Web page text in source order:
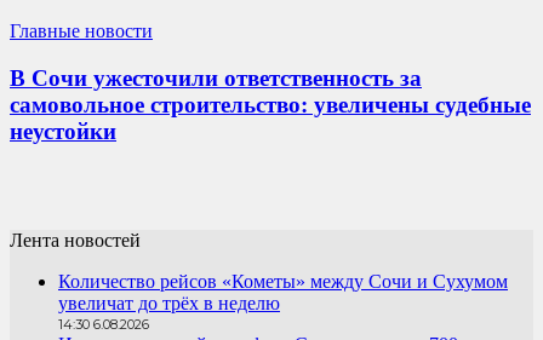
Главные новости
В Сочи ужесточили ответственность за
самовольное строительство: увеличены судебные
неустойки
Лента новостей
Количество рейсов «Кометы» между Сочи и Сухумом
увеличат до трёх в неделю
14:30 6.08.2026